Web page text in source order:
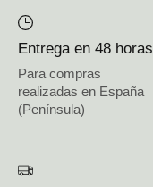
Entrega en 48 horas
Para compras
realizadas en España
(Península)